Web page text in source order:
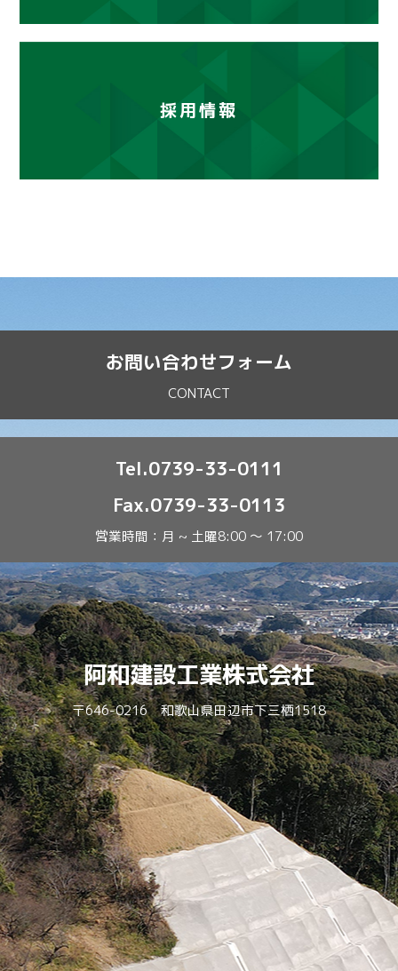
採用情報
お問い合わせフォーム
CONTACT
Tel.0739-33-0111
Fax.0739-33-0113
営業時間：月 ~ 土曜8:00 ～ 17:00
阿和建設工業株式会社
〒646-0216 和歌山県田辺市下三栖1518